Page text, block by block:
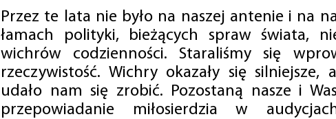
Przez te lata nie było na naszej antenie i na
łamach polityki, bieżących spraw świata,
wichrów codzienności. Staraliśmy się
rzeczywistość. Wichry okazały się
udało nam się zrobić. Pozostaną nasze i
przepowiadanie miłosierdzia w